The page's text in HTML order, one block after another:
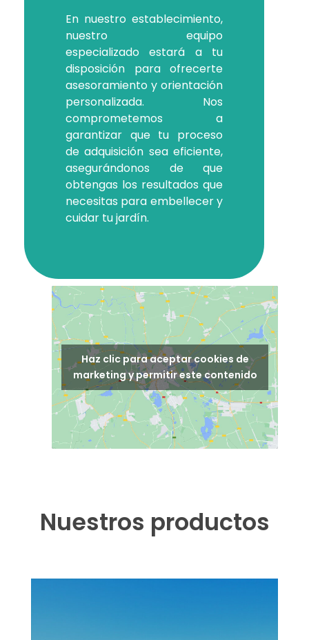
En nuestro establecimiento,
nuestro equipo
especializado estará a tu
disposición para ofrecerte
asesoramiento y orientación
personalizada. Nos
comprometemos a
garantizar que tu proceso
de adquisición sea eficiente,
asegurándonos de que
obtengas los resultados que
necesitas para embellecer y
cuidar tu jardín.
Haz clic para aceptar cookies de
marketing y permitir este contenido
Nuestros productos